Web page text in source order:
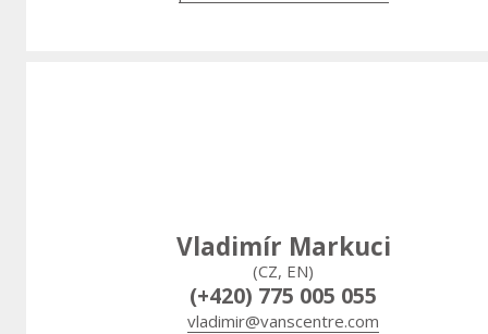
Vladimír Markuci
(CZ, EN)
(+420) 775 005 055
vladimir@vanscentre.com